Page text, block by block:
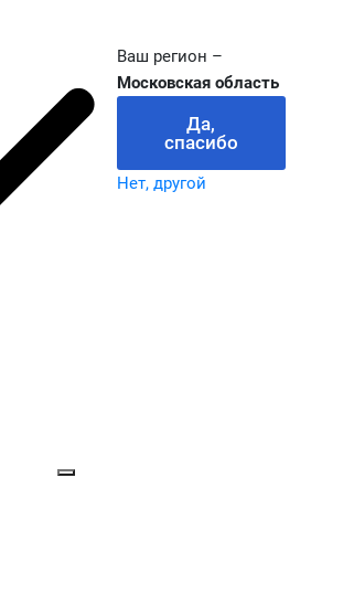
Ваш регион –
Московская область
Да,
спасибо
Нет, другой